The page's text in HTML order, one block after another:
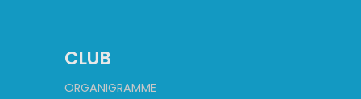
CLUB
ORGANIGRAMME